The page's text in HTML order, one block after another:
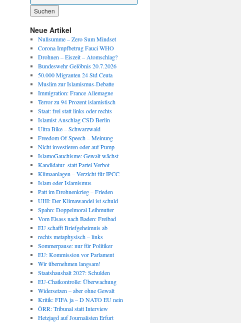
Neue Artikel
Nullsumme – Zero Sum Mindset
Corona Impfbetrug Fauci WHO
Drohnen – Eiszeit – Atomschlag?
Bundeswehr Gelöbnis 20.7.2026
50.000 Migranten 24 Std Ceuta
Muslim zur Islamismus-Debatte
Immigration: France Allemagne
Terror zu 94 Prozent islamistisch
Staat: frei statt links oder rechts
Islamist Anschlag CSD Berlin
Ultra Bike – Schwarzwald
Freedom Of Speech – Meinung
Nicht investieren oder auf Pump
IslamoGauchisme: Gewalt wächst
Kandidatur- statt Partei-Verbot
Klimaanlagen – Verzicht für IPCC
Islam oder Islamismus
Patt im Drohnenkrieg – Frieden
UHI: Der Klimawandel ist schuld
Spahn: Doppelmoral Leihmutter
Vom Elsass nach Baden: Freibad
EU schafft Briefgeheimnis ab
rechts metaphysisch – links
Sommerpause: nur für Politiker
EU: Kommission vor Parlament
Wir übernehmen langsam!
Staatshaushalt 2027: Schulden
EU-Chatkontrolle: Überwachung
Widersetzen – aber ohne Gewalt
Kritik: FIFA ja – D NATO EU nein
ÖRR: Tribunal statt Interview
Hetzjagd auf Journalisten Erfurt